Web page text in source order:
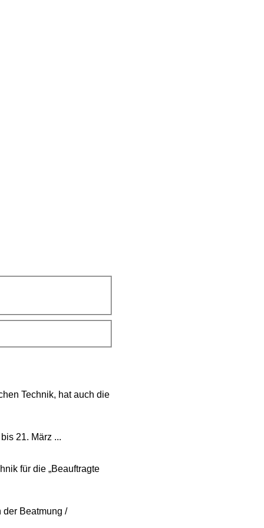
Technik, hat auch die
21. März ...
für die „Beauftragte
Beatmung /